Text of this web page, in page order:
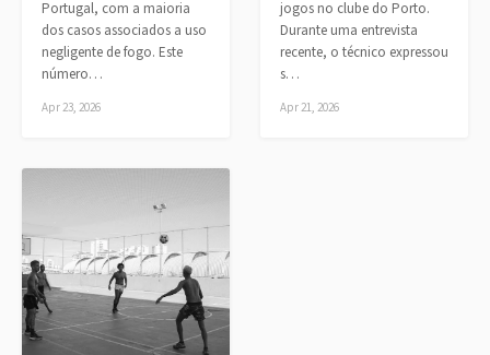
Portugal, com a maioria
dos casos associados a uso
negligente de fogo. Este
número…
Apr 23, 2026
jogos no clube do Porto.
Durante uma entrevista
recente, o técnico expressou
s…
Apr 21, 2026